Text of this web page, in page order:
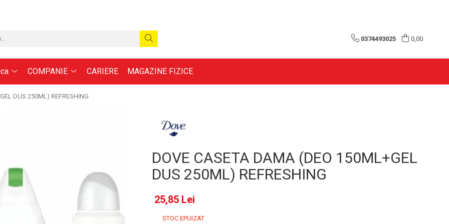
0374493025 0,00
COMPANIE CARIERE MAGAZINE FIZICE
DUS 250ML) REFRESHING
DOVE CASETA DAMA (DEO 150ML+GEL
DUS 250ML) REFRESHING
25,85 Lei
STOC EPUIZAT